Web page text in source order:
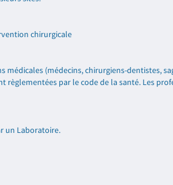
chirurgicale
(médecins, chirurgiens-dentistes,
règlementées par le code de la santé. Les
un Laboratoire.